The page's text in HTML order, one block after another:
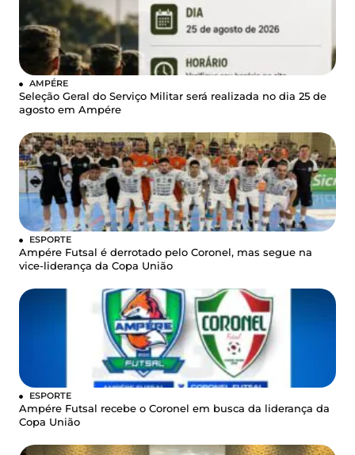
AMPÉRE
Seleção Geral do Serviço Militar será realizada no dia 25 de
agosto em Ampére
ESPORTE
Ampére Futsal é derrotado pelo Coronel, mas segue na
vice-liderança da Copa União
ESPORTE
Ampére Futsal recebe o Coronel em busca da liderança da
Copa União